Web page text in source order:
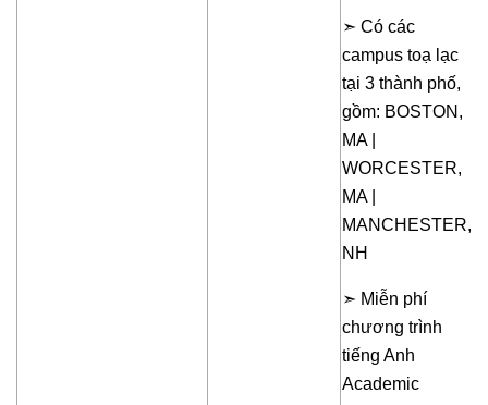
➣ Có các
campus toạ lạc
tại 3 thành phố,
gồm: BOSTON,
MA |
WORCESTER,
MA |
MANCHESTER,
NH
➣ Miễn phí
chương trình
tiếng Anh
Academic